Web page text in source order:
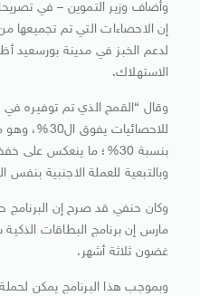
وأضاف وزير التموين – في
إن الاحصاءات التي تم تجميعها
لدعم الخبز في مدينة بورسعيد
الاستهلاك.
وقال “القمح الذي تم توفيره
للاحصائيات
بنسبة 30%؛ ما ينعكس
وبالتبعية للعملة الاجنبية بنفس
وكان حنفي قد صرح إن البرنامج
مارس إن برنامج البطاقات
غضون ثلاثة أشهر.
وبموجب هذا البرنامج يمكن